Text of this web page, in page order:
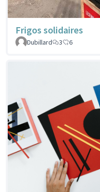
Frigos solidaires
Dubillard
3 6